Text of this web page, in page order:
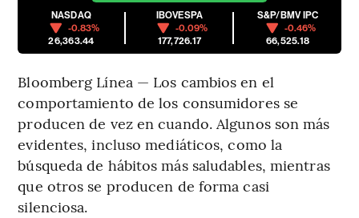
NASDAQ
-0.83%
26,363.44
IBOVESPA
-0.09%
177,726.17
S&P/BMV IPC
-0.46%
66,525.18
Bloomberg Línea — Los cambios en el
comportamiento de los consumidores se
producen de vez en cuando. Algunos son más
evidentes, incluso mediáticos, como la
búsqueda de hábitos más saludables, mientras
que otros se producen de forma casi
silenciosa.